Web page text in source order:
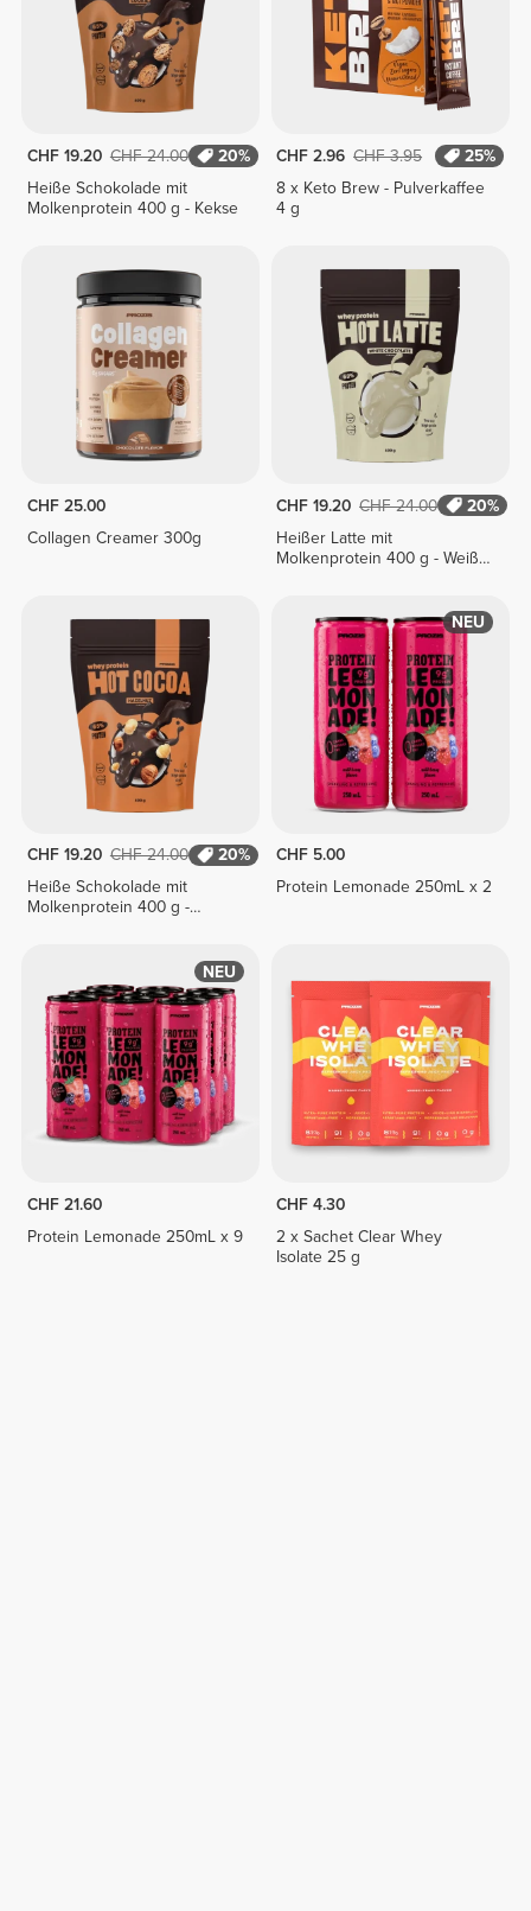
CHF 19.20 CHF 24.00
20%
Heiße Schokolade mit
Molkenprotein 400 g - Kekse
CHF 2.96 CHF 3.95
25%
8 x Keto Brew - Pulverkaffee
4 g
CHF 25.00
Collagen Creamer 300g
CHF 19.20 CHF 24.00
20%
Heißer Latte mit
Molkenprotein 400 g - Weiße
CHF 19.20 CHF 24.00
20%
Heiße Schokolade mit
Molkenprotein 400 g -
NEU
CHF 5.00
Protein Lemonade 250mL x 2
NEU
CHF 21.60
Protein Lemonade 250mL x 9
CHF 4.30
2 x Sachet Clear Whey
Isolate 25 g